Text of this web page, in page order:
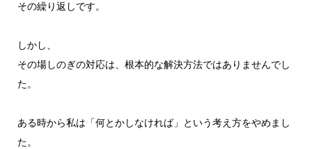
その繰り返しです。
しかし、
その場しのぎの対応は、根本的な解決方法ではありませんでし
た。
ある時から私は「何とかしなければ」という考え方をやめまし
た。